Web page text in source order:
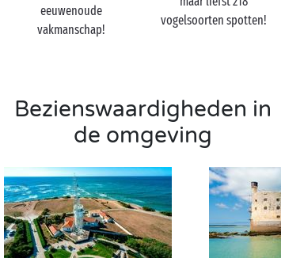
heerlijke specialiteiten van Ré te vullen!
eeuwenoude
vakmanschap!
vogelsoorten spotten!
Bezienswaardigheden in
de omgeving